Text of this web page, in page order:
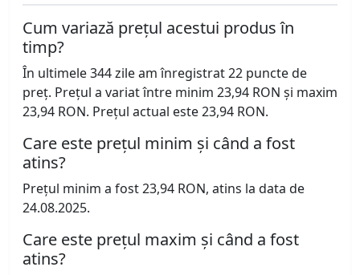
Cum variază prețul acestui produs în
timp?
În ultimele 344 zile am înregistrat 22 puncte de
preț. Prețul a variat între minim 23,94 RON și maxim
23,94 RON. Prețul actual este 23,94 RON.
Care este prețul minim și când a fost
atins?
Prețul minim a fost 23,94 RON, atins la data de
24.08.2025.
Care este prețul maxim și când a fost
atins?